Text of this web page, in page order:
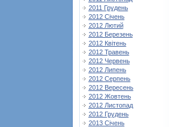
2011 Грудень
2012 Січень
2012 Лютий
2012 Березень
2012 Квітень
2012 Травень
2012 Червень
2012 Липень
2012 Серпень
2012 Вересень
2012 Жовтень
2012 Листопад
2012 Грудень
2013 Січень